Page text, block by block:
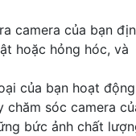
camera của bạn
hoặc hỏng hóc, và
của bạn hoạt động
sóc camera
bức ảnh chất